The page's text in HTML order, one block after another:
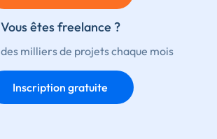
Vous êtes freelance ?
milliers de projets chaque mois
Inscription gratuite